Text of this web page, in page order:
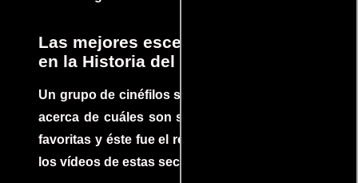
Las mejores escenas de acción
en la Historia del cine
Un grupo de cinéfilos se juntaron para debatir
acerca de cuáles son sus escenas de acción
favoritas y éste fue el resultado. No te pierdas
los vídeos de estas secuencias inolvidables.